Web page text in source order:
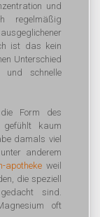
und
regelmäßig
ist das kein
Unterschied
schnelle
Form des
gefühlt kaum
damals viel
anderem
apotheke weil
die speziell
sind.
oft